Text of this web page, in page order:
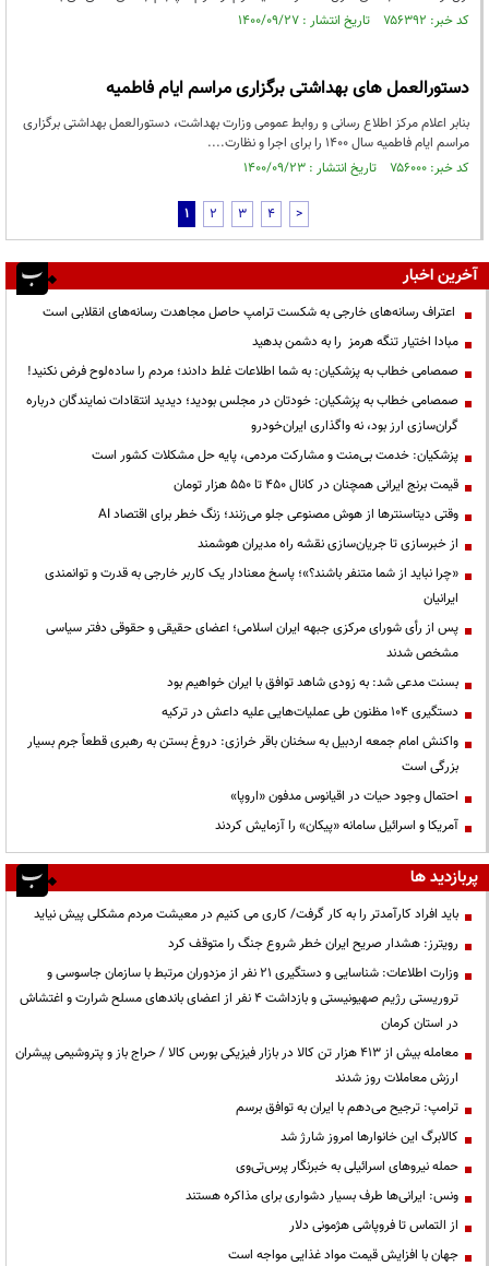
کد خبر: ۷۵۶۳۹۲ تاریخ انتشار : ۱۴۰۰/۰۹/۲۷
دستورالعمل های بهداشتی برگزاری مراسم ایام فاطمیه
بنابر اعلام مرکز اطلاع رسانی و روابط عمومی وزارت بهداشت، دستورالعمل بهداشتی برگزاری
مراسم ایام فاطمیه سال ۱۴۰۰ را برای اجرا و نظارت....
کد خبر: ۷۵۶۰۰۰ تاریخ انتشار : ۱۴۰۰/۰۹/۲۳
1 2 3 4 >
آخرین اخبار
اعتراف رسانه‌های خارجی به شکست ترامپ حاصل مجاهدت رسانه‌های انقلابی است
مبادا اختیار تنگه هرمز را به دشمن بدهید
صمصامی خطاب به پزشکیان: به شما اطلاعات غلط دادند؛ مردم را ساده‌لوح فرض نکنید!
صمصامی خطاب به پزشکیان: خودتان در مجلس بودید؛ دیدید انتقادات نمایندگان درباره
گران‌سازی ارز بود، نه واگذاری ایران‌خودرو
پزشکیان: خدمت بی‌منت و مشارکت مردمی، پایه حل مشکلات کشور است
قیمت‌ برنج ایرانی همچنان در کانال ۴۵۰ تا ۵۵۰ هزار تومان
وقتی دیتاسنترها از هوش مصنوعی جلو می‌زنند؛ زنگ خطر برای اقتصاد AI
از خبرسازی تا جریان‌سازی نقشه راه مدیران هوشمند
«چرا نباید از شما متنفر باشند؟»؛ پاسخ معنادار یک کاربر خارجی به قدرت و توانمندی
ایرانیان
پس از رأی شورای مرکزی جبهه ایران اسلامی؛ اعضای حقیقی و حقوقی دفتر سیاسی
مشخص شدند
بسنت مدعی شد: به زودی شاهد توافق با ایران خواهیم بود
دستگیری ۱۰۴ مظنون طی عملیات‌هایی علیه داعش در ترکیه
واکنش امام جمعه اردبیل به سخنان باقر خرازی: دروغ بستن به رهبری قطعاً جرم بسیار
بزرگی است
احتمال وجود حیات در اقیانوس مدفون «اروپا»
آمریکا و اسرائیل سامانه «پیکان» را آزمایش کردند
پربازدید ها
باید افراد کارآمدتر را به کار گرفت/ کاری می کنیم در معیشت مردم مشکلی پیش نیاید
رویترز: هشدار صریح ایران خطر شروع جنگ را متوقف کرد
وزارت اطلاعات: شناسایی و دستگیری ۲۱ نفر از مزدوران مرتبط با سازمان جاسوسی و
تروریستی رژیم صهیونیستی و بازداشت ۴ نفر از اعضای باندهای مسلح شرارت و اغتشاش
در استان کرمان
معامله بیش از ۴۱۳ هزار تن کالا در بازار فیزیکی بورس کالا / حراج باز و پتروشیمی پیشران
ارزش معاملات روز شدند
ترامپ: ترجیح می‌دهم با ایران به توافق برسم
کالابرگ این خانوارها امروز شارژ شد
حمله نیروهای اسرائیلی به خبرنگار پرس‌تی‌وی
ونس: ایرانی‌ها طرف بسیار دشواری برای مذاکره هستند
از التماس تا فروپاشی هژمونی دلار
جهان با افزایش قیمت مواد غذایی مواجه است